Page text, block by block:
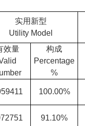
实用新型
Utility Model
效量
构成
Percentage
%
100.00%
91.10%